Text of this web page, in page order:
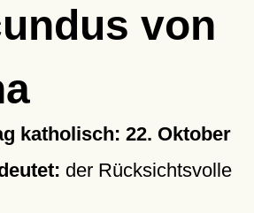
von
katholisch: 22. Oktober
der Rücksichtsvolle